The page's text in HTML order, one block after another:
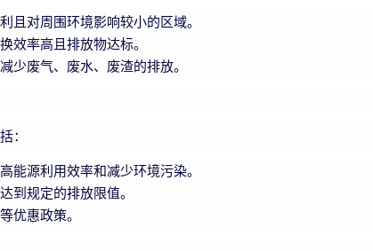
且对周围环境影响较小的区域。
效率高且排放物达标。
少废气、废水、废渣的排放。
：
能源利用效率和减少环境污染。
到规定的排放限值。
优惠政策。